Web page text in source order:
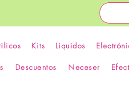
Kits Liquidos
Descuentos Neceser